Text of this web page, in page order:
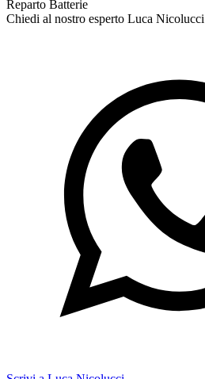
Reparto Batterie
Chiedi al nostro esperto Luca Nicolucci